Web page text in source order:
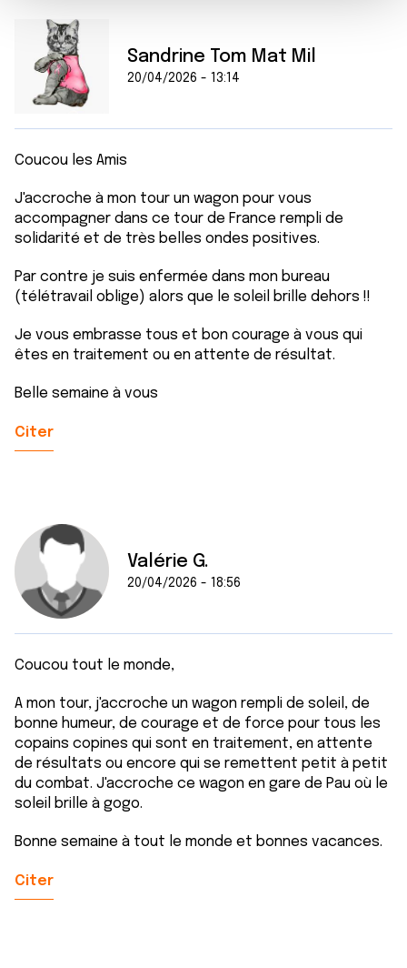
partageons également des informations sur l'utilisation de
notre site avec nos partenaires de médias sociaux, de
publicité et d'analyse, qui peuvent combiner celles-ci
avec d'autres informations que vous leur avez fournies
Sandrine Tom Mat Mil
20/04/2026 - 13:14
Coucou les Amis
J'accroche à mon tour un wagon pour vous
accompagner dans ce tour de France rempli de
solidarité et de très belles ondes positives.
Par contre je suis enfermée dans mon bureau
(télétravail oblige) alors que le soleil brille dehors !!
Je vous embrasse tous et bon courage à vous qui
êtes en traitement ou en attente de résultat.
Belle semaine à vous
Citer
Valérie G.
20/04/2026 - 18:56
Coucou tout le monde,
A mon tour, j'accroche un wagon rempli de soleil, de
bonne humeur, de courage et de force pour tous les
copains copines qui sont en traitement, en attente
de résultats ou encore qui se remettent petit à petit
du combat. J'accroche ce wagon en gare de Pau où le
soleil brille à gogo.
Bonne semaine à tout le monde et bonnes vacances.
Citer